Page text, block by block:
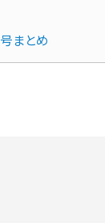
まとめ